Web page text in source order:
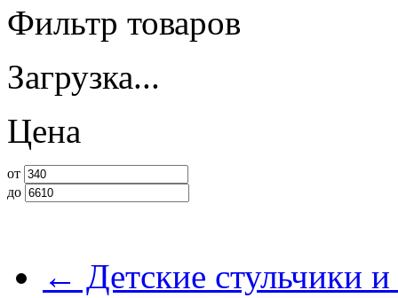
Фильтр товаров
Загрузка...
Цена
от
до
← Детские стульчики и